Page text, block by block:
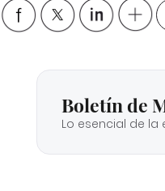
Boletín de
Lo esencial de